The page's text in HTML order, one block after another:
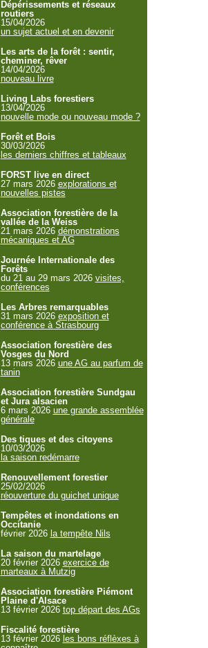
Dépérissements et réseaux
routiers
15/04/2026
un sujet actuel et en devenir
Les arts de la forêt : sentir,
cheminer, rêver
14/04/2026
nouveau livre
Living Labs forestiers
13/04/2026
nouvelle mode ou nouveau mode ?
Forêt et Bois
30/03/2026
les derniers chiffres et tableaux
FORST live en direct
27 mars 2026 explorations et
nouvelles pistes
Association forestière de la
vallée de la Weiss
21 mars 2026 démonstrations
mécaniques et AG
Journée Internationale des
Forêts
du 21 au 29 mars 2026 visites,
conférences
Les Arbres remarquables
31 mars 2026 exposition et
conférence à Strasbourg
Association forestière des
Vosges du Nord
13 mars 2026 une AG au parfum de
tanin
Association forestière Sundgau
et Jura alsacien
6 mars 2026 une grande assemblée
générale
Des tiques et des citoyens
10/03/2026
la saison redémarre
Renouvellement forestier
25/02/2026
réouverture du guichet unique
Tempêtes et inondations en
Occitanie
février 2026 la tempête Nils
La saison du martelage
20 février 2026 exercice de
marteaux à Mutzig
Association forestière Piémont
Plaine d'Alsace
13 février 2026 top départ des AGs
Fiscalité forestière
13 février 2026 les bons réflèxes à